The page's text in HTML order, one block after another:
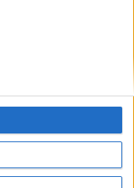
Anúnciate